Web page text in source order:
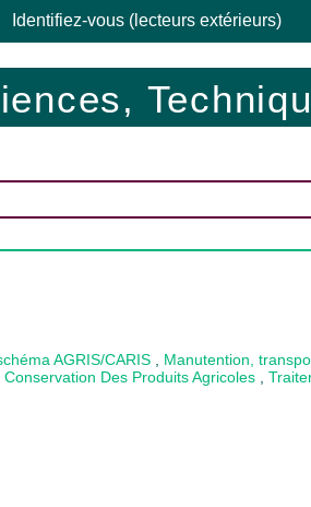
Identifiez-vous (lecteurs extérieurs)
AGRIS/CARIS Manutention,
Des Produits Agricoles